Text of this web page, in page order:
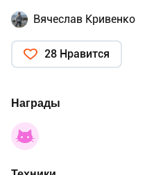
Вячеслав Кривенко
28 Нравится
Награды